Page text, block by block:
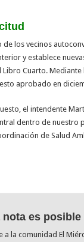
de los vecinos
y establece
Libro Cuarto.
aprobado en
el intendente
dentro de nuestro
de Salud
nota es
a la comunidad El